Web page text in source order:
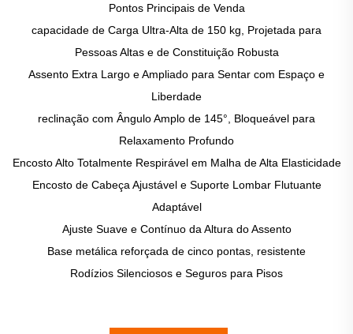
Pontos Principais de Venda
capacidade de Carga Ultra-Alta de 150 kg, Projetada para
Pessoas Altas e de Constituição Robusta
Assento Extra Largo e Ampliado para Sentar com Espaço e
Liberdade
reclinação com Ângulo Amplo de 145°, Bloqueável para
Relaxamento Profundo
Encosto Alto Totalmente Respirável em Malha de Alta Elasticidade
Encosto de Cabeça Ajustável e Suporte Lombar Flutuante
Adaptável
Ajuste Suave e Contínuo da Altura do Assento
Base metálica reforçada de cinco pontas, resistente
Rodízios Silenciosos e Seguros para Pisos